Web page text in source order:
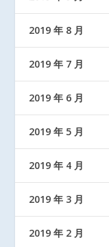
2019 年 8 月
2019 年 7 月
2019 年 6 月
2019 年 5 月
2019 年 4 月
2019 年 3 月
2019 年 2 月